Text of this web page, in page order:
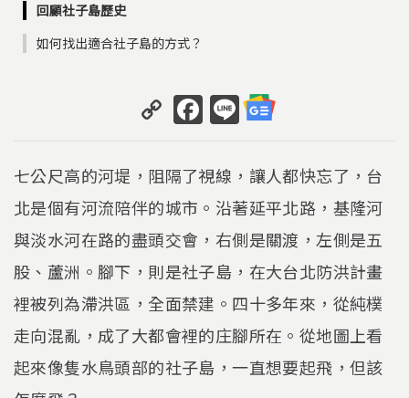
回顧社子島歷史
如何找出適合社子島的方式？
C
o
p
y
Li
n
k
F
a
c
e
b
o
o
k
Li
n
e
七公尺高的河堤，阻隔了視線，讓人都快忘了，台
北是個有河流陪伴的城市。沿著延平北路，基隆河
與淡水河在路的盡頭交會，右側是關渡，左側是五
股、蘆洲。腳下，則是社子島，在大台北防洪計畫
裡被列為滯洪區，全面禁建。四十多年來，從純樸
走向混亂，成了大都會裡的庄腳所在。從地圖上看
起來像隻水鳥頭部的社子島，一直想要起飛，但該